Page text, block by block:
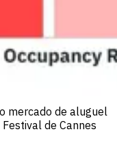
mercado de aluguel
de Cannes